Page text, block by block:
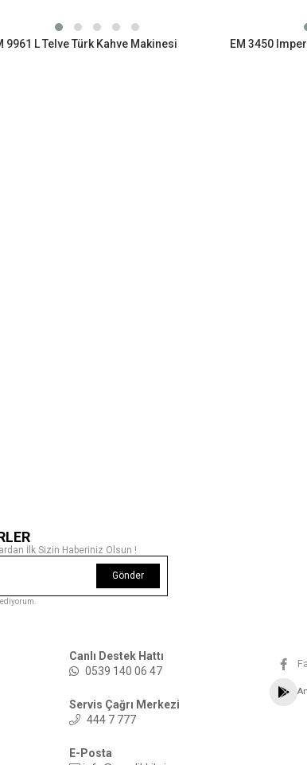
9961 L Telve Türk Kahve Makinesi
İlk Sizin Haberiniz Olsun !
Gönder
Canlı Destek Hattı
0539 140 06 47
Servis Çağrı Merkezi
444 7 777
E-Posta